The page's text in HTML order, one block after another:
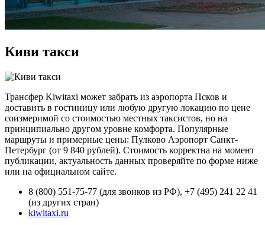
Киви такси
Трансфер Kiwitaxi может забрать из аэропорта Псков и
доставить в гостиницу или любую другую локацию по цене
соизмеримой со стоимостью местных таксистов, но на
принципиально другом уровне комфорта. Популярные
маршруты и примерные цены: Пулково Аэропорт Санкт-
Петербург (от 9 840 рублей). Стоимость корректна на момент
публикации, актуальность данных проверяйте по форме ниже
или на официальном сайте.
8 (800) 551-75-77 (для звонков из РФ), +7 (495) 241 22 41
(из других стран)
kiwitaxi.ru